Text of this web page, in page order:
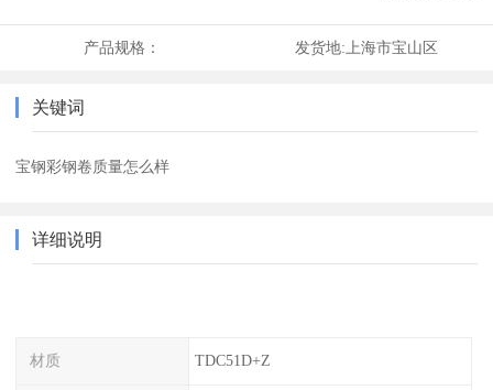
产品规格： 发货地: 上海市宝山区
关键词
宝钢彩钢卷质量怎么样
详细说明
材质 TDC51D+Z